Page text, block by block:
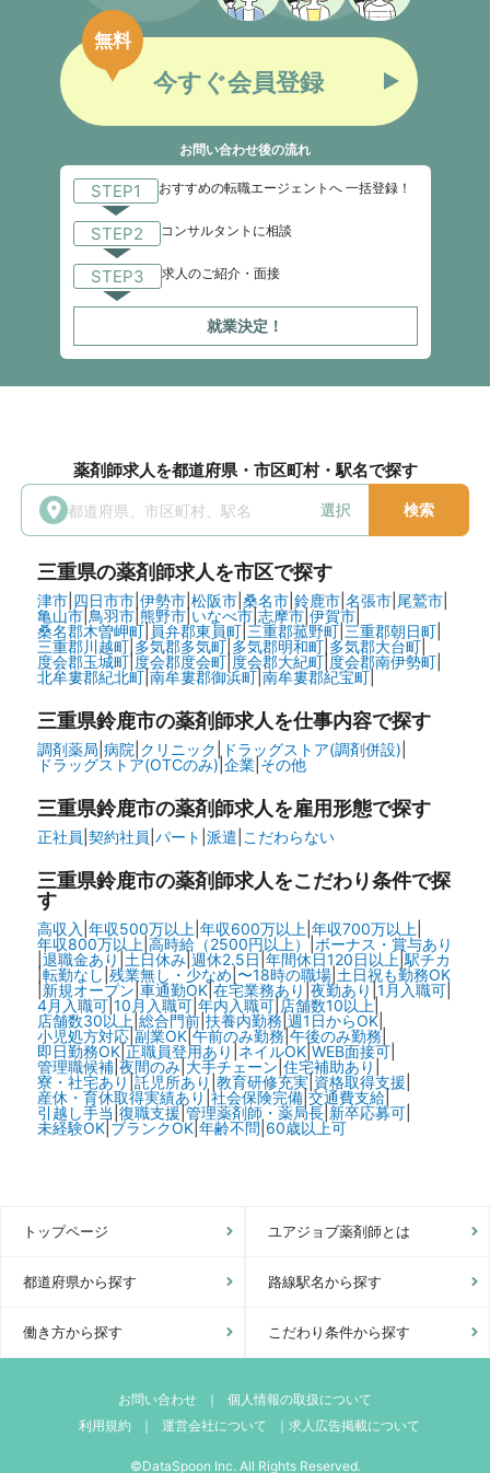
今すぐ会員登録
無料
お問い合わせ後の流れ
STEP1 おすすめの転職エージェントへ 一括登録！
STEP2 コンサルタントに相談
STEP3 求人のご紹介・面接
就業決定！
薬剤師求人を都道府県・市区町村・駅名で探す
選択 検索
三重県の薬剤師求人を市区で探す
津市| 四日市市| 伊勢市| 松阪市| 桑名市| 鈴鹿市| 名張市| 尾鷲市|
亀山市| 鳥羽市|熊野市|いなべ市| 志摩市| 伊賀市|
桑名郡木曽岬町| 員弁郡東員町| 三重郡菰野町| 三重郡朝日町|
三重郡川越町| 多気郡多気町| 多気郡明和町| 多気郡大台町|
度会郡玉城町| 度会郡度会町| 度会郡大紀町| 度会郡南伊勢町|
北牟婁郡紀北町| 南牟婁郡御浜町| 南牟婁郡紀宝町|
三重県鈴鹿市の薬剤師求人を仕事内容で探す
調剤薬局 病院 クリニック ドラッグストア(調剤併設)
ドラッグストア(OTCのみ)| 企業| その他
三重県鈴鹿市の薬剤師求人を雇用形態で探す
正社員 契約社員 パート 派遣 こだわらない
三重県鈴鹿市の薬剤師求人をこだわり条件で探
す
高収入 年収500万以上 年収600万以上 年収700万以上
年収800万以上 高時給（2500円以上）| ボーナス・賞与あり
退職金あり 土日休み| 週休2.5日 年間休日120日以上 駅チカ
|転勤なし 残業無し・少なめ 〜18時の職場| 土日祝も勤務OK
|新規オープン 車通勤OK|在宅業務あり 夜勤あり 1月入職可|
4月入職可| 10月入職可| 年内入職可| 店舗数10以上|
店舗数30以上 総合門前| 扶養内勤務 週1日からOK|
小児処方対応| 副業OK| 午前のみ勤務| 午後のみ勤務|
即日勤務OK| 正職員登用あり ネイルOK| WEB面接可|
管理職候補| 夜間のみ| 大手チェーン 住宅補助あり
寮・社宅あり 託児所あり 教育研修充実| 資格取得支援
産休・育休取得実績あり 社会保険完備| 交通費支給|
引越し手当 復職支援 |管理薬剤師・薬局長| 新卒応募可|
未経験OK| ブランクOK| 年齢不問 60歳以上可
トップページ ユアジョブ薬剤師とは
都道府県から探す 路線駅名から探す
働き方から探す こだわり条件から探す
お問い合わせ ｜
個人情報の取扱について
利用規約
｜ 運営会社について ｜ 求人広告掲載について
©DataSpoon Inc. All Rights Reserved.